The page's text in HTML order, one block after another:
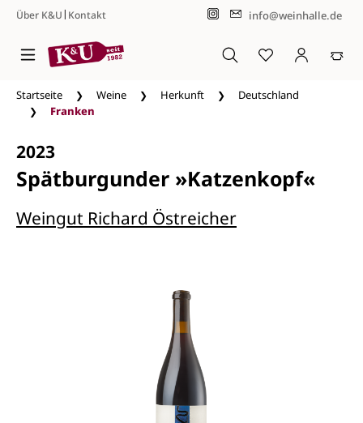
Zum Hauptinhalt springen
Über K&U| Kontakt info@weinhalle.de
Startseite Weine Herkunft
Deutschland
Franken
2023
Spätburgunder »Katzenkopf«
Weingut Richard Östreicher